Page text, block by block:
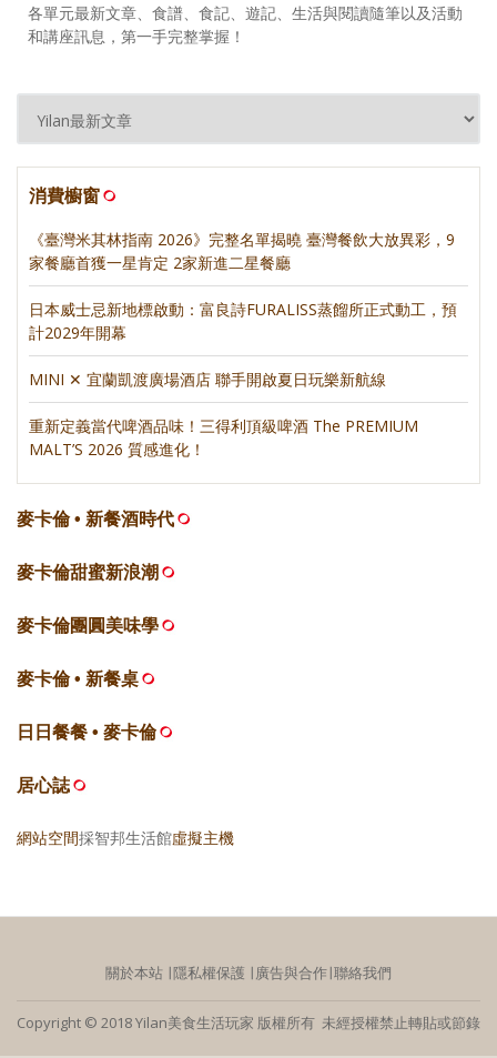
各單元最新文章、食譜、食記、遊記、生活與閱讀隨筆以及活動
和講座訊息，第一手完整掌握！
消費櫥窗
《臺灣米其林指南 2026》完整名單揭曉 臺灣餐飲大放異彩，9
家餐廳首獲一星肯定 2家新進二星餐廳
日本威士忌新地標啟動：富良詩FURALISS蒸餾所正式動工，預
計2029年開幕
MINI ✕ 宜蘭凱渡廣場酒店 聯手開啟夏日玩樂新航線
重新定義當代啤酒品味！三得利頂級啤酒 The PREMIUM
MALT’S 2026 質感進化！
麥卡倫 • 新餐酒時代
麥卡倫甜蜜新浪潮
麥卡倫團圓美味學
麥卡倫 • 新餐桌
日日餐餐 • 麥卡倫
居心誌
網站空間採智邦生活館虛擬主機
關於本站 ∣隱私權保護 ∣廣告與合作∣聯絡我們
Copyright © 2018 Yilan美食生活玩家 版權所有 未經授權禁止轉貼或節錄